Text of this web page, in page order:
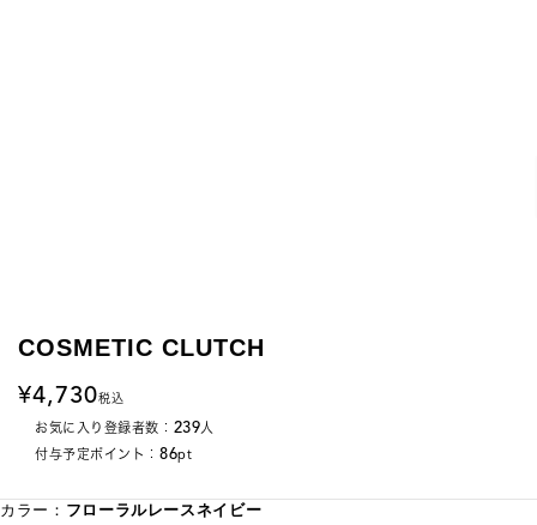
COSMETIC CLUTCH
4,730税込
お気に入り登録者数： 239人
付与予定ポイント： 86pt
カラー： フローラルレースネイビー